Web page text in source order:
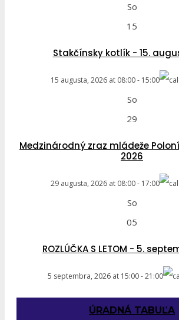
So
15
Stakčínsky kotlík - 15.
15 augusta, 2026 at 08:00- 15:00
So
29
Medzinárodný zraz mládeže
2026
29 augusta, 2026 at 08:00- 17:00
So
05
ROZLÚČKA S LETOM - 5.
5 septembra, 2026 at 15:00-21:00
ÚRADNÁ TABUĽA